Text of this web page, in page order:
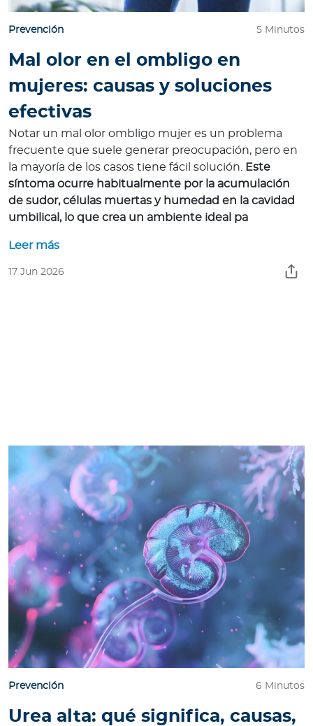
Prevención 5 Minutos
Mal olor en el ombligo en
mujeres: causas y soluciones
efectivas
Notar un mal olor ombligo mujer es un problema
frecuente que suele generar preocupación, pero en
la mayoría de los casos tiene fácil solución. Este
síntoma ocurre habitualmente por la acumulación
de sudor, células muertas y humedad en la cavidad
umbilical, lo que crea un ambiente ideal pa
Leer más
17 Jun 2026
Prevención 6 Minutos
Urea alta: qué significa, causas,